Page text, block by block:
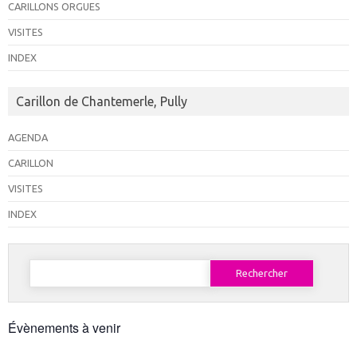
CARILLONS ORGUES
VISITES
INDEX
Carillon de Chantemerle, Pully
AGENDA
CARILLON
VISITES
INDEX
Rechercher :
Évènements à venir